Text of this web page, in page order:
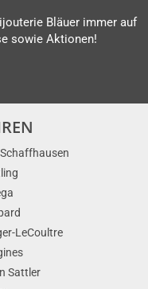
Bläuer immer auf
sowie Aktionen!
Schaffhausen
LeCoultre
Sattler